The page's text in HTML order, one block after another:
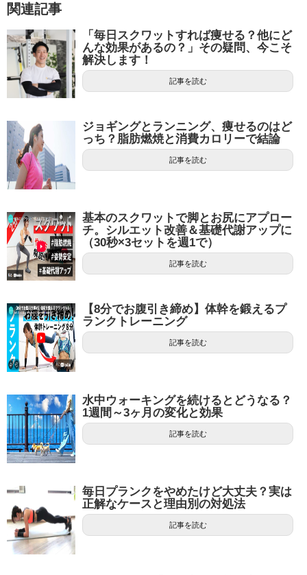
関連記事
「毎日スクワットすれば痩せる？他にど
んな効果があるの？」その疑問、今こそ
解決します！
記事を読む
ジョギングとランニング、痩せるのはど
っち？脂肪燃焼と消費カロリーで結論
記事を読む
基本のスクワットで脚とお尻にアプロー
チ。シルエット改善＆基礎代謝アップに
（30秒×3セットを週1で）
記事を読む
【8分でお腹引き締め】体幹を鍛えるプ
ランクトレーニング
記事を読む
水中ウォーキングを続けるとどうなる？
1週間～3ヶ月の変化と効果
記事を読む
毎日プランクをやめたけど大丈夫？実は
正解なケースと理由別の対処法
記事を読む